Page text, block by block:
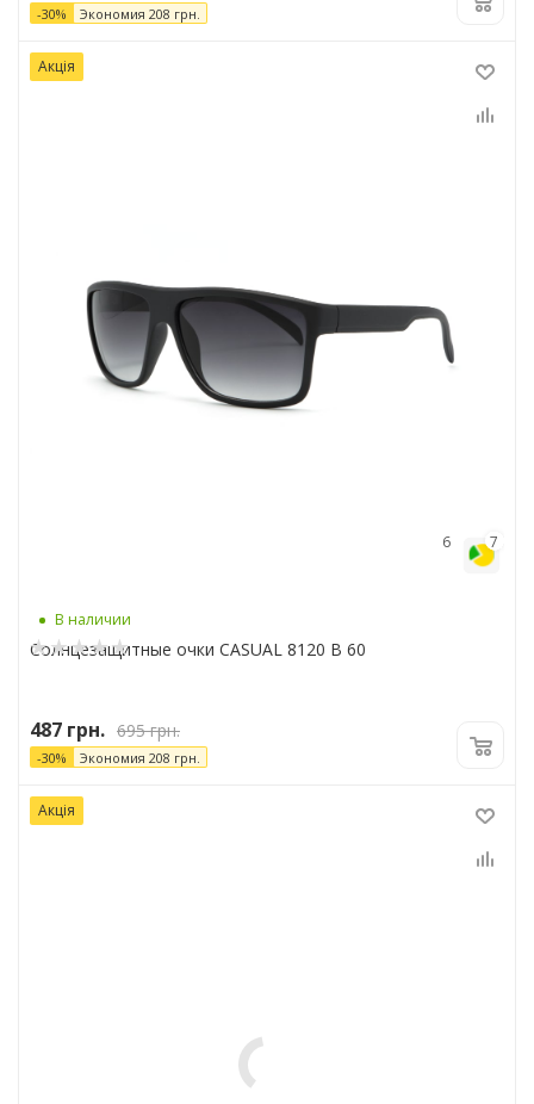
-30% Экономия 208 грн.
Акція
7
6
В наличии
Солнцезащитные очки CASUAL 8120 B 60
487 грн. 695грн.
-30% Экономия 208 грн.
Акція